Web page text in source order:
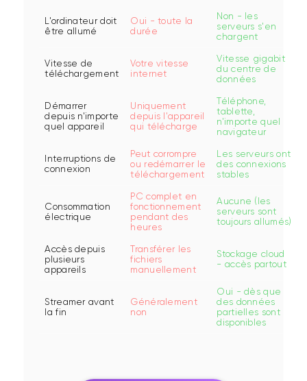
L'ordinateur doit
être allumé
Oui - toute la
durée
Non - les
serveurs s'en
chargent
Vitesse de
téléchargement
Votre vitesse
internet
Vitesse gigabit
du centre de
données
Démarrer
depuis n'importe
quel appareil
Uniquement
depuis l'appareil
qui télécharge
Téléphone,
tablette,
n'importe quel
navigateur
Interruptions de
connexion
Peut corrompre
ou redémarrer le
téléchargement
Les serveurs ont
des connexions
stables
Consommation
électrique
PC complet en
fonctionnement
pendant des
heures
Aucune (les
serveurs sont
toujours allumés)
Accès depuis
plusieurs
appareils
Transférer les
fichiers
manuellement
Stockage cloud
- accès partout
Streamer avant
la fin
Généralement
non
Oui - dès que
des données
partielles sont
disponibles